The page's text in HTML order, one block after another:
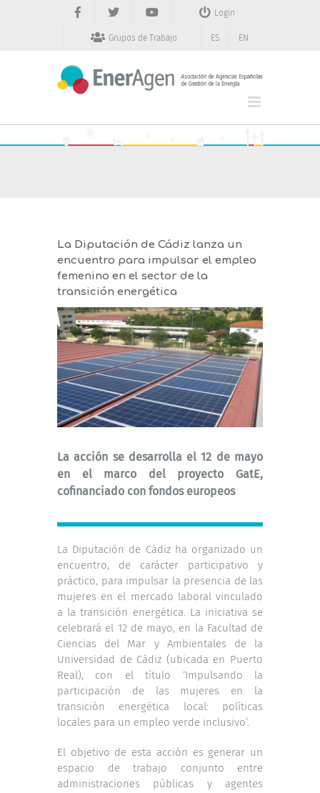
Login
Grupos de Trabajo ES EN
La Diputación de Cádiz lanza un
encuentro para impulsar el empleo
femenino en el sector de la
transición energética
La acción se desarrolla el 12 de mayo
en el marco del proyecto GatE,
cofinanciado con fondos europeos
La Diputación de Cádiz ha organizado un
encuentro, de carácter participativo y
práctico, para impulsar la presencia de las
mujeres en el mercado laboral vinculado
a la transición energética. La iniciativa se
celebrará el 12 de mayo, en la Facultad de
Ciencias del Mar y Ambientales de la
Universidad de Cádiz (ubicada en Puerto
Real), con el título ‘Impulsando la
participación de las mujeres en la
transición energética local: políticas
locales para un empleo verde inclusivo’.
El objetivo de esta acción es generar un
espacio de trabajo conjunto entre
administraciones públicas y agentes